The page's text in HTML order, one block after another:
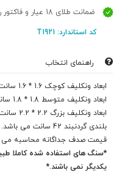
ضمانت طلای 18 عیار و فاکتور رسمی
کد استاندارد: T1921
راهنمای انتخاب
ابعاد ونکلیف کوچک 1.6 * 1.6 سانت می باشد.
ابعاد ونکلیف متوسط 1.8 * 1.8 سانت می باشد.
ابعاد ونکلیف بزرگ 2.2 * 2.2 سانت می باشد.
بلندی گردنبند 42 سانت می باشد.
قیمت صدف جداگانه محاسبه
*سنگ های استفاده شده کاملا
یکدیگر نمی باشند.*